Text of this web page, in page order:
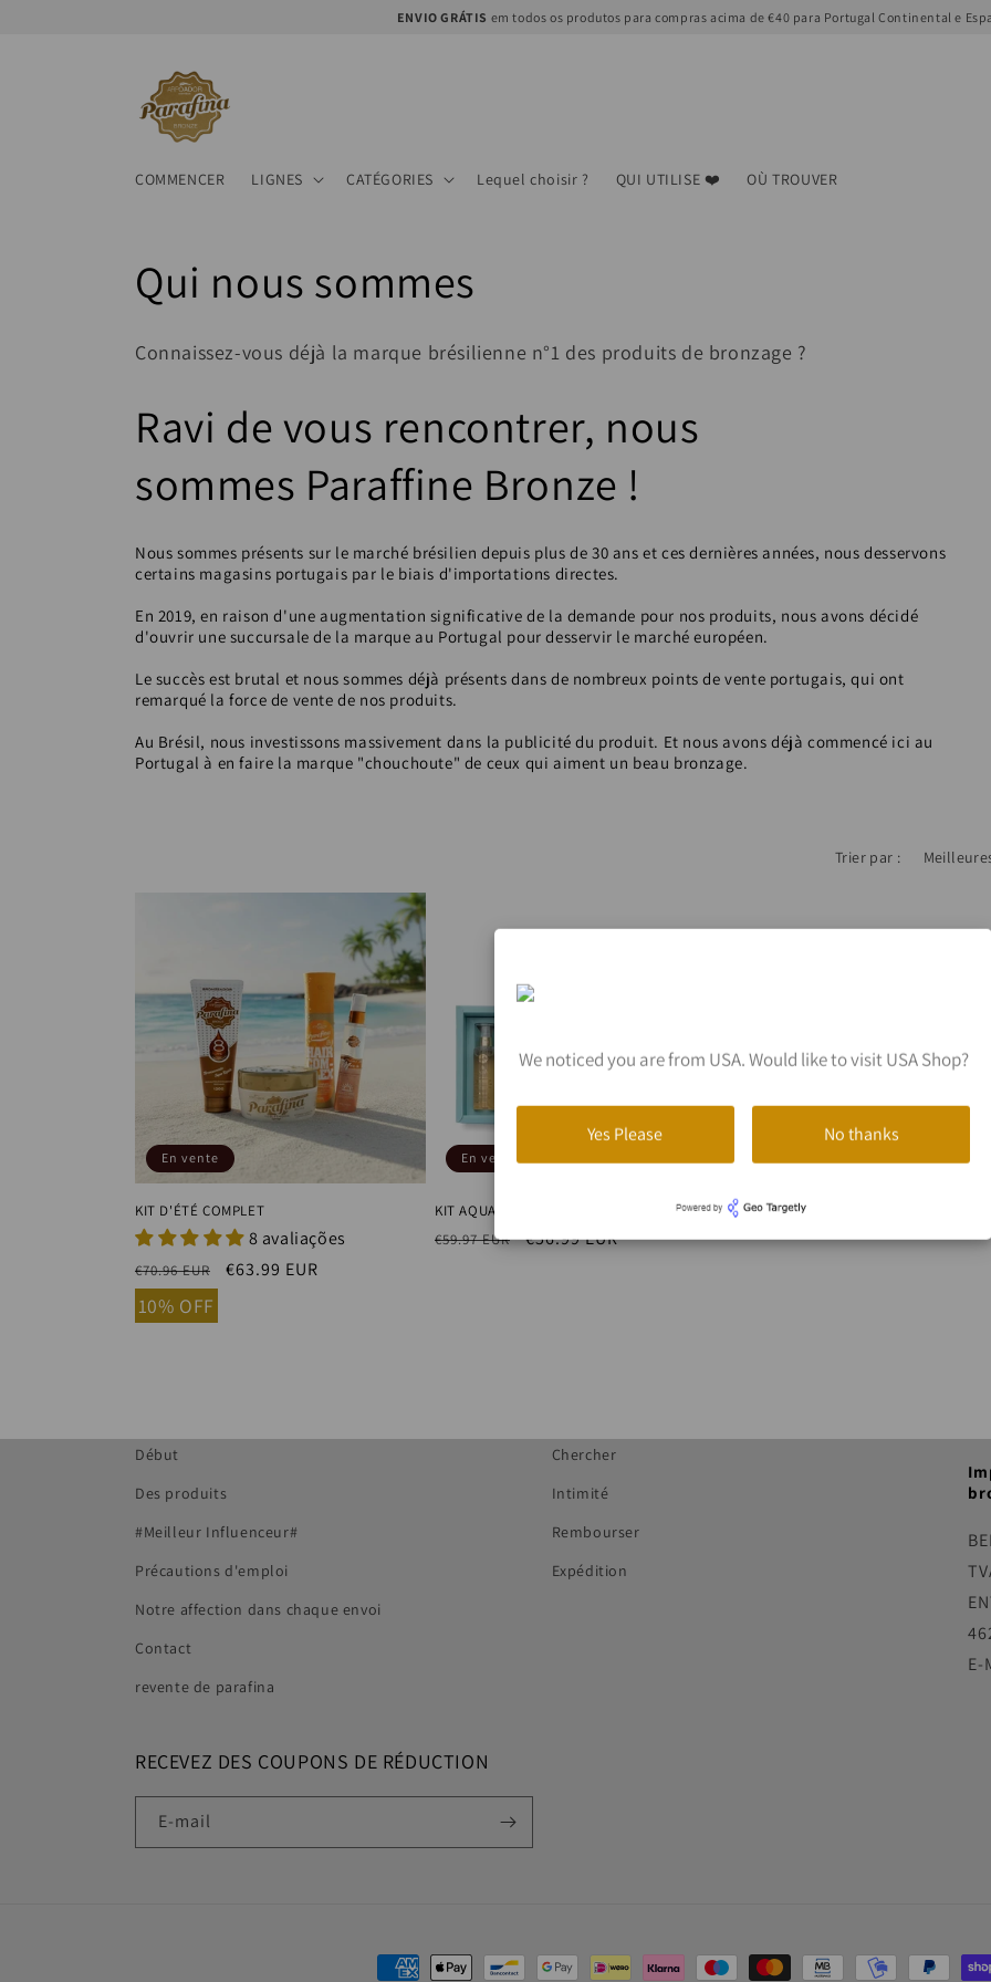
ENVIO GRÁTIS em todos os produtos para compras acima de €40 para Portugal Continental e
COMMENCER LIGNES CATÉGORIES Lequel choisir ? QUI UTILISE ❤️ OÙ TROUVER
C
o
l
e
c
t
i
o
Qui nous sommes
Connaissez-vous déjà la marque brésilienne n°1 des produits de bronzage ?
Ravi de vous rencontrer, nous
sommes Paraffine Bronze !
Nous sommes présents sur le marché brésilien depuis plus de 30 ans et ces dernières années, nous desservons
certains magasins portugais par le biais d'importations directes.
En 2019, en raison d'une augmentation significative de la demande pour nos produits, nous avons décidé
d'ouvrir une succursale de la marque au Portugal pour desservir le marché européen.
Le succès est brutal et nous sommes déjà présents dans de nombreux points de vente portugais, qui ont
remarqué la force de vente de nos produits.
Au Brésil, nous investissons massivement dans la publicité du produit. Et nous avons déjà commencé ici au
Portugal à en faire la marque "chouchoute" de ceux qui aiment un beau bronzage.
Trier par :
En vente
KIT D'ÉTÉ COMPLET
8 avaliações
Prix
habituel
€70.96 EUR
Prix
€63.99 EUR
10% OFF
En vente
KIT AQUA Haut + Cadeaux
Prix
€59.97 EUR
Prix
€56.99 EUR
Début
Des produits
#Meilleur Influenceur#
Précautions d'emploi
Notre affection dans chaque envoi
Contact
revente de parafina
Chercher
Intimité
Rembourser
Expédition
E-
RECEVEZ DES COUPONS DE RÉDUCTION
E-mail
Moyens
We noticed you are from USA. Would like to visit USA Shop?
Yes Please No thanks